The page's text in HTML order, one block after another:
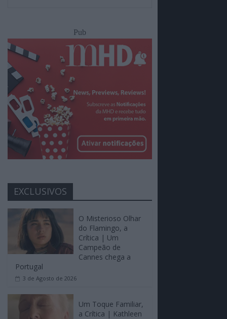
Pub
EXCLUSIVOS
O Misterioso Olhar
do Flamingo, a
Crítica | Um
Campeão de
Cannes chega a
Portugal
3 de Agosto de 2026
Um Toque Familiar,
a Crítica | Kathleen